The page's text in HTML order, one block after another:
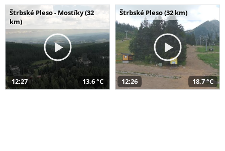
Štrbské Pleso - Mostíky (32
km)
12:27 13,6 °C
Štrbské Pleso (32 km)
12:26 18,7 °C